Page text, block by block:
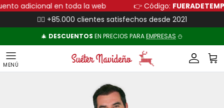
Ir al contenidoadicional en toda la web 👉 Código:
👍🏻 +85.000 clientes satisfechos desde 2021
🎄 DESCUENTOS EN PRECIOS PARAEMPRESAS ⛄
Cuenta